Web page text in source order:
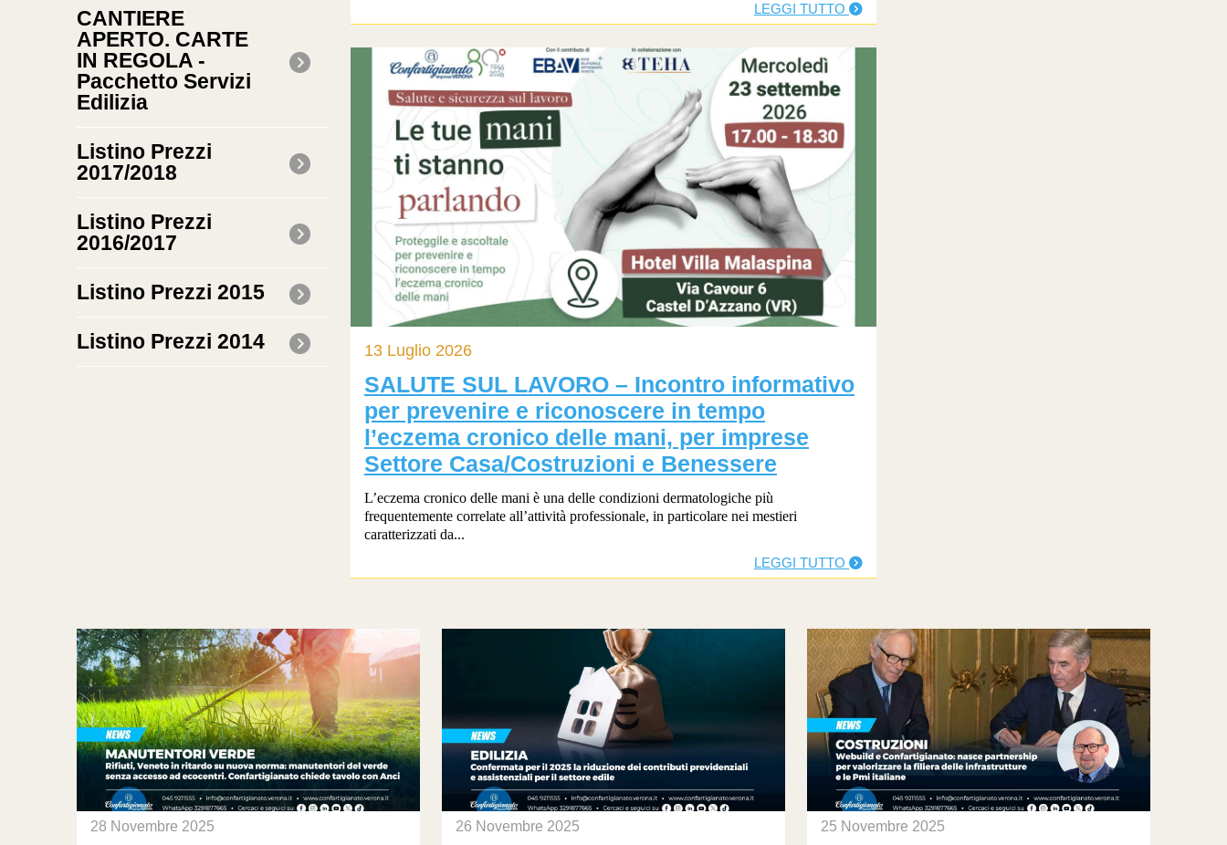
CANTIERE
APERTO. CARTE
IN REGOLA -
Pacchetto Servizi
Edilizia
Listino Prezzi
2017/2018
Listino Prezzi
2016/2017
Listino Prezzi 2015
Listino Prezzi 2014
LEGGI TUTTO
13 Luglio 2026
SALUTE SUL LAVORO – Incontro informativo
per prevenire e riconoscere in tempo
l’eczema cronico delle mani, per imprese
Settore Casa/Costruzioni e Benessere
L’eczema cronico delle mani è una delle condizioni dermatologiche più
frequentemente correlate all’attività professionale, in particolare nei mestieri
caratterizzati da...
LEGGI TUTTO
28 Novembre 2025 26 Novembre 2025 25 Novembre 2025